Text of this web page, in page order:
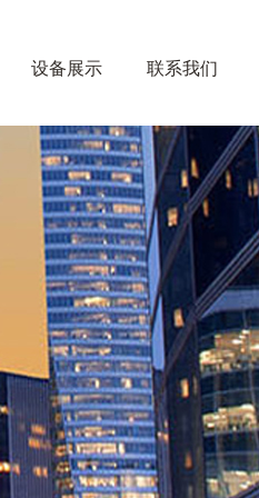
设备展示 联系我们